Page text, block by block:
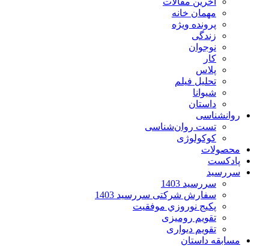
مهمان خانه
پرونده ویژه
زندگی
نوجوان
کار
پلاس
تحلیل فیلم
شیوانا
داستان
روانشناسی
تست روان‌شناسی
کوکولوژی
محصولات
پادکست
سررسید
سررسید 1403
سفارش شرکتی سررسید 1403
پکيج نوروزي موفقيت
تقویم رومیزی
تقویم دیواری
مسابقه داستان